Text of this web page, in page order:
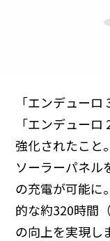
「エンデュー
「エンデュー
強化されたこと
ソーラーパネル
の充電が可能に
的な約320時間
の向上を実現し